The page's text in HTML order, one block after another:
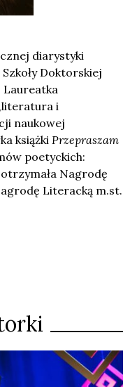
diarystyki
Doktorskiej
Laureatka
i
naukowej
książki Przepraszam
poetyckich:
Nagrodę
Literacką m.st.